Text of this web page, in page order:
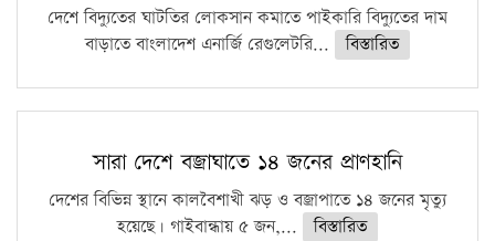
দেশে বিদ্যুতের ঘাটতির লোকসান কমাতে পাইকারি বিদ্যুতের দাম
বাড়াতে বাংলাদেশ এনার্জি রেগুলেটরি...
বিস্তারিত
সারা দেশে বজ্রাঘাতে ১৪ জনের প্রাণহানি
দেশের বিভিন্ন স্থানে কালবৈশাখী ঝড় ও বজ্রাপাতে ১৪ জনের মৃত্যু
হয়েছে। গাইবান্ধায় ৫ জন,...
বিস্তারিত